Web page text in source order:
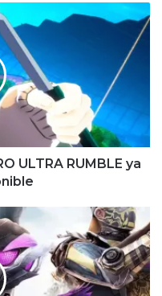
ULTRA RUMBLE ya